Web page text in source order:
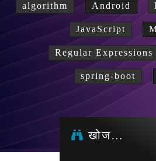
algorithm Android
JavaScript
Regular Expressions
spring-boot
खोज…